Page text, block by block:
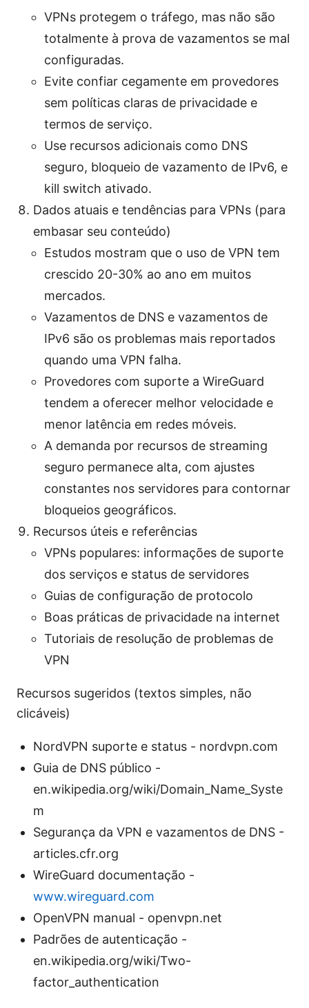
VPNs protegem o tráfego, mas não são
totalmente à prova de vazamentos se mal
configuradas.
Evite confiar cegamente em provedores
sem políticas claras de privacidade e
termos de serviço.
Use recursos adicionais como DNS
seguro, bloqueio de vazamento de IPv6, e
kill switch ativado.
Dados atuais e tendências para VPNs (para
embasar seu conteúdo)
Estudos mostram que o uso de VPN tem
crescido 20-30% ao ano em muitos
mercados.
Vazamentos de DNS e vazamentos de
IPv6 são os problemas mais reportados
quando uma VPN falha.
Provedores com suporte a WireGuard
tendem a oferecer melhor velocidade e
menor latência em redes móveis.
A demanda por recursos de streaming
seguro permanece alta, com ajustes
constantes nos servidores para contornar
bloqueios geográficos.
Recursos úteis e referências
VPNs populares: informações de suporte
dos serviços e status de servidores
Guias de configuração de protocolo
Boas práticas de privacidade na internet
Tutoriais de resolução de problemas de
VPN
Recursos sugeridos (textos simples, não
clicáveis)
NordVPN suporte e status - nordvpn.com
Guia de DNS público -
en.wikipedia.org/wiki/Domain_Name_Syste
m
Segurança da VPN e vazamentos de DNS -
articles.cfr.org
WireGuard documentação -
www.wireguard.com
OpenVPN manual - openvpn.net
Padrões de autenticação -
en.wikipedia.org/wiki/Two-
factor_authentication